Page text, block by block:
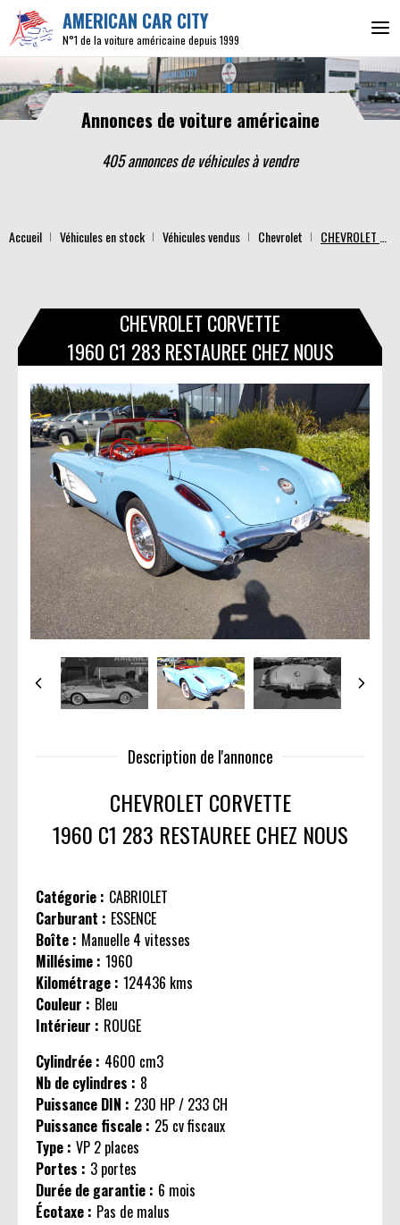
AMERICAN CAR CITY
N°1 de la voiture américaine depuis 1999
Annonces de voiture américaine
405 annonces de véhiculesà vendre
Accueil Véhicules en stock Véhicules vendus Chevrolet
CHEVROLET CORVETTE
1960 C1 283 RESTAUREE CHEZ NOUS
Description de l'annonce
CHEVROLET CORVETTE
1960 C1 283 RESTAUREE CHEZ NOUS
Catégorie : CABRIOLET
Carburant : ESSENCE
Boîte : Manuelle 4 vitesses
Millésime : 1960
Kilométrage : 124436 kms
Couleur : Bleu
Intérieur : ROUGE
Cylindrée : 4600 cm3
Nb de cylindres : 8
Puissance DIN : 230 HP / 233 CH
Puissance fiscale : 25 cv fiscaux
Type : VP 2 places
Portes : 3 portes
Durée de garantie : 6 mois
Écotaxe : Pas de malus